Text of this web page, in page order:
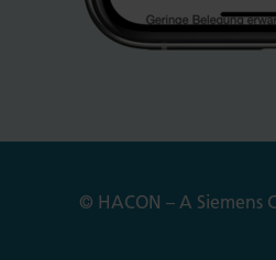
© HACON – A Siemens